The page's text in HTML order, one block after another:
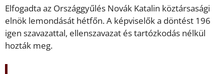
Elfogadta az Országgyűlés Novák Katalin köztársasági
elnök lemondását hétfőn. A képviselők a döntést 196
igen szavazattal, ellenszavazat és tartózkodás nélkül
hozták meg.